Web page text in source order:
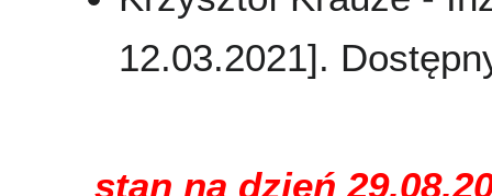
12.03.2021].
stan na dzień